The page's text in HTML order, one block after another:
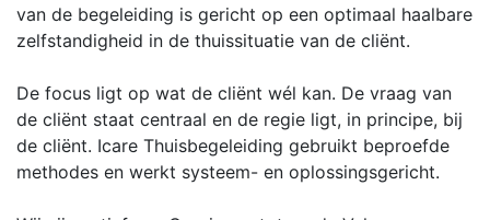
van de begeleiding is gericht op een optimaal haalbare
zelfstandigheid in de thuissituatie van de cliënt.
De focus ligt op wat de cliënt wél kan. De vraag van
de cliënt staat centraal en de regie ligt, in principe, bij
de cliënt. Icare Thuisbegeleiding gebruikt beproefde
methodes en werkt systeem- en oplossingsgericht.